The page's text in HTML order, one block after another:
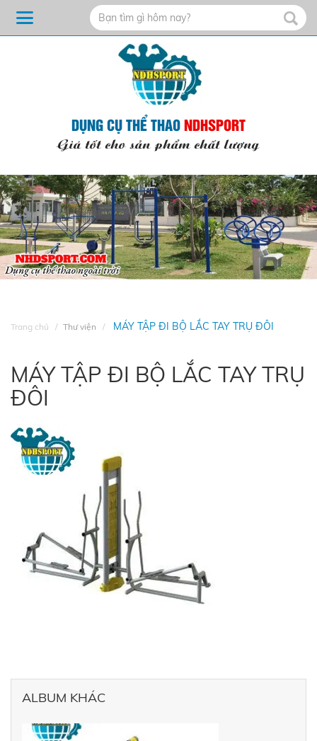
DỤNG CỤ THỂ THAONDHSPORT
Giá tốt cho sản phẩm chất lượng
Trang chủ Thư viện MÁY TẬP ĐI BỘ LẮC TAY TRỤ ĐÔI
MÁY TẬP ĐI BỘ LẮC TAY TRỤ
ĐÔI
ALBUM KHÁC